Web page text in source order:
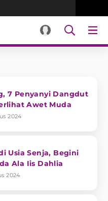
7 Penyanyi Dangdut
Awet Muda
2024
Usia Senja, Begini
Ala Iis Dahlia
2024